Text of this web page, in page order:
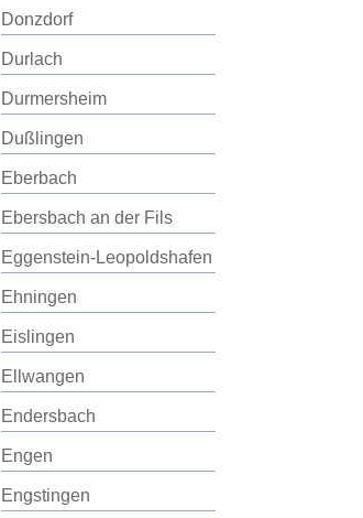
Donzdorf
Durlach
Durmersheim
Dußlingen
Eberbach
Ebersbach an der Fils
Eggenstein-Leopoldshafen
Ehningen
Eislingen
Ellwangen
Endersbach
Engen
Engstingen